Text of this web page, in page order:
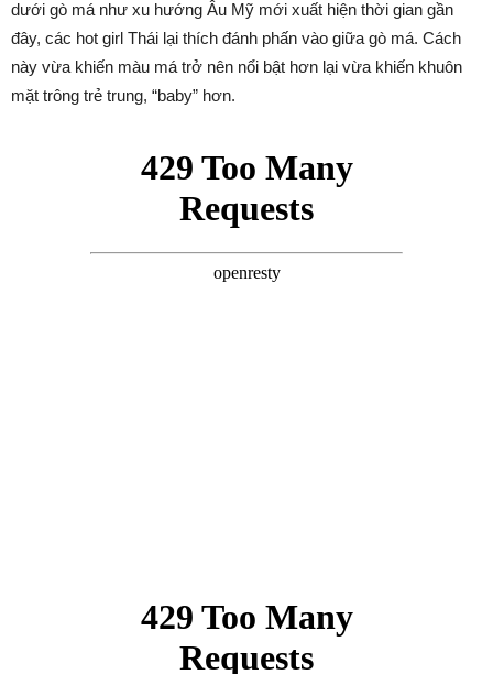
dưới gò má như xu hướng Âu Mỹ mới xuất hiện thời gian gần
đây, các hot girl Thái lại thích đánh phấn vào giữa gò má. Cách
này vừa khiến màu má trở nên nổi bật hơn lại vừa khiến khuôn
mặt trông trẻ trung, “baby” hơn.